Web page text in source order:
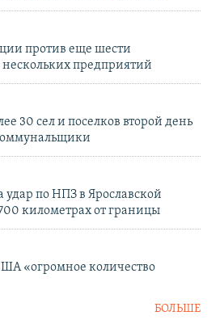
против еще шести
предприятий
30 сел и поселков второй день
удар по НПЗ в Ярославской
километрах от границы
«огромное количество
БОЛЬШЕ